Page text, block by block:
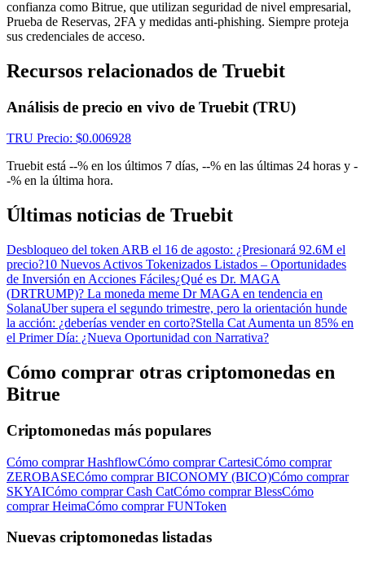
Acceso Inscribirse
confianza como Bitrue, que utilizan seguridad de nivel empresarial,
Prueba de Reservas, 2FA y medidas anti-phishing. Siempre proteja
sus credenciales de acceso.
Recursos relacionados de Truebit
Análisis de precio en vivo de Truebit (TRU)
TRU Precio: $0.006928
Truebit está --% en los últimos 7 días, --% en las últimas 24 horas y -
-% en la última hora.
Últimas noticias de Truebit
Desbloqueo del token ARB el 16 de agosto: ¿Presionará 92.6M el
precio?10 Nuevos Activos Tokenizados Listados – Oportunidades
de Inversión en Acciones Fáciles¿Qué es Dr. MAGA
(DRTRUMP)? La moneda meme Dr MAGA en tendencia en
SolanaUber supera el segundo trimestre, pero la orientación hunde
la acción: ¿deberías vender en corto?Stella Cat Aumenta un 85% en
el Primer Día: ¿Nueva Oportunidad con Narrativa?
Cómo comprar otras criptomonedas en
Bitrue
Criptomonedas más populares
Cómo comprar HashflowCómo comprar CartesiCómo comprar
ZEROBASECómo comprar BICONOMY (BICO)Cómo comprar
SKYAICómo comprar Cash CatCómo comprar BlessCómo
comprar HeimaCómo comprar FUNToken
Nuevas criptomonedas listadas